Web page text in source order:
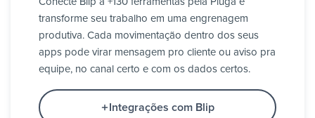
transforme seu trabalho em uma engrenagem
produtiva. Cada movimentação dentro dos seus
apps pode virar mensagem pro cliente ou aviso pra
equipe, no canal certo e com os dados certos.
Integrações com Blip